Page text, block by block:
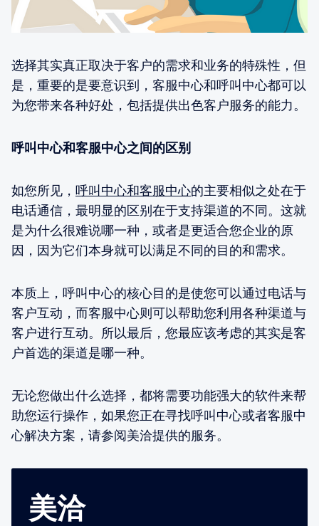
选择其实真正取决于客户的需求和业务的特殊性，但
是，重要的是要意识到，客服中心和呼叫中心都可以
为您带来各种好处，包括提供出色客户服务的能力。
呼叫中心和客服中心之间的区别
如您所见， 呼叫中心和客服中心的主要相似之处在于
电话通信，最明显的区别在于支持渠道的不同。这就
是为什么很难说哪一种，或者是更适合您企业的原
因，因为它们本身就可以满足不同的目的和需求。
本质上，呼叫中心的核心目的是使您可以通过电话与
客户互动，而客服中心则可以帮助您利用各种渠道与
客户进行互动。所以最后，您最应该考虑的其实是客
户首选的渠道是哪一种。
无论您做出什么选择，都将需要功能强大的软件来帮
助您运行操作，如果您正在寻找呼叫中心或者客服中
心解决方案，请参阅美洽提供的服务。
美洽